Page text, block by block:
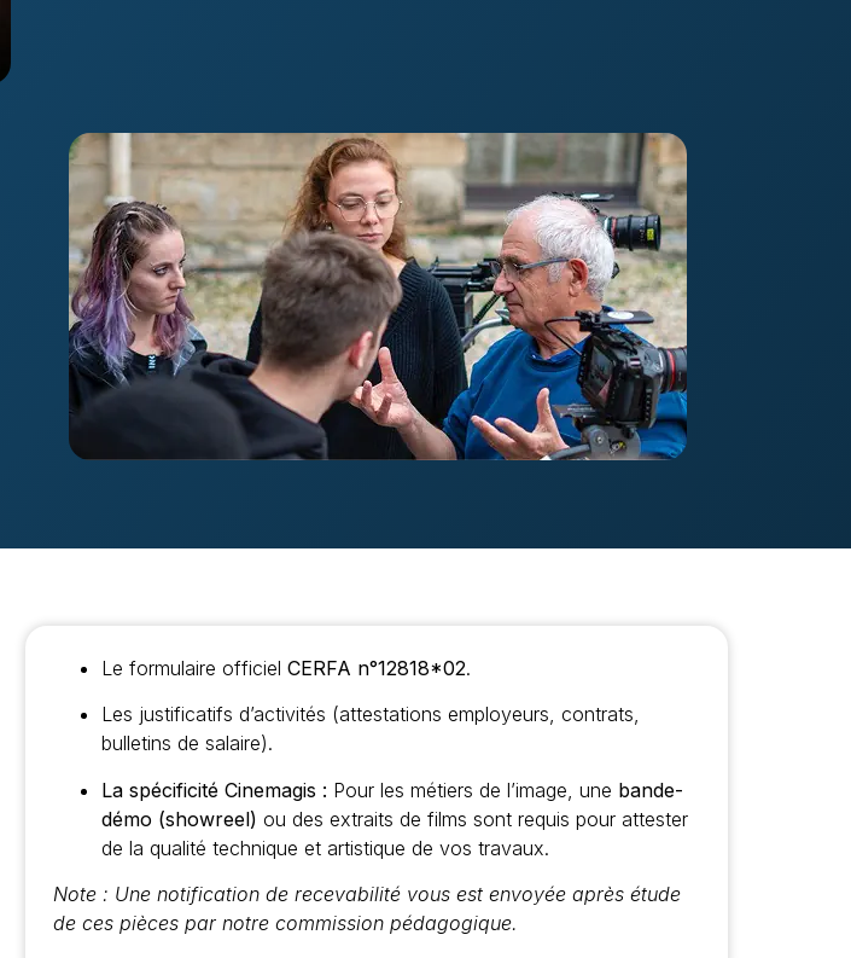
Le formulaire officielCERFA n°12818*02.
Les justificatifs d’activités (attestations employeurs, contrats,
bulletins de salaire).
La spécificité Cinemagis : Pour les métiers de l’image, une bande-
démo (showreel) ou des extraits de films sont requis pour attester
de la qualité technique et artistique de vos travaux.
Note : Une notification de recevabilité vous est envoyée après étude
de ces pièces par notre commission pédagogique.